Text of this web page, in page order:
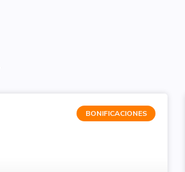
BONIFICACIONES